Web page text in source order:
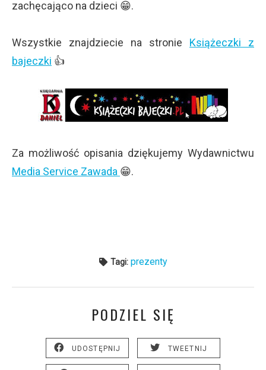
zachęcająco na dzieci 😁.
Wszystkie znajdziecie na stronie Książeczki z
bajeczki 👍
Za możliwość opisania dziękujemy Wydawnictwu
Media Service Zawada 😁.
Tagi: prezenty
PODZIEL SIĘ
UDOSTĘPNIJ TWEETNIJ